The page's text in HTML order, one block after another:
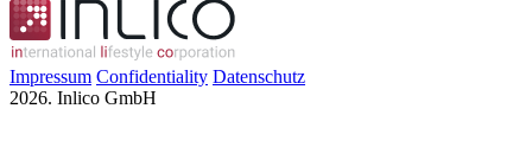
Impressum Confidentiality Datenschutz
2026. Inlico GmbH